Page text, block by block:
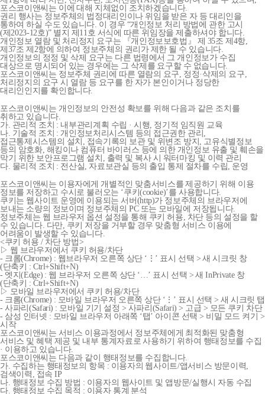
포스코이앤씨는 이에 대해 지체없이 조치하겠습니다.
권리 행사는 정보주체의 법정대리인이나 위임을 받은 자 등 대리인을
통하여 하실 수도 있습니다. 이 경우 “개인정보 처리 방법에 관한 고시
(제2023-12호)” 별지 제11호 서식에 따른 위임장을 제출하셔야 합니다.
개인정보 열람 및 처리정지 요구는 『개인정보보호법』 제 35조 제4항,
제37조 제2항에 의하여 정보주체의 권리가 제한 될 수 있습니다.
개인정보의 정정 및 삭제 요구는 다른 법령에서 그 개인정보가 수집
대상으로 명시되어 있는 경우에는 그 삭제를 요구할 수 없습니다.
포스코이앤씨는 정보주체 권리에 따른 열람의 요구, 정정·삭제의 요구,
처리정지의 요구 시 열람 등 요구를 한 자가 본인이거나 정당한
대리인인지를 확인합니다.
포스코이앤씨는 개인정보의 안전성 확보를 위해 다음과 같은 조치를
취하고 있습니다.
가. 관리적 조치 : 내부관리계획 수립 · 시행, 정기적 임직원 교육
나. 기술적 조치 : 개인정보처리시스템 등의 접근권한 관리,
접근통제시스템의 설치, 접속기록의 보관 및 위변조 방지, 고유식별정보
등의 암호화, 해킹이나 컴퓨터 바이러스 등에 의한 개인정보 유출 및 훼손을
막기 위한 보안프로그램 설치, 출력 및 복사 시 워터마킹 및 이력 관리
다. 물리적 조치 : 전산실, 자료보관실 등의 출입 통제 절차를 수립, 운영
포스코이앤씨는 이용자에게 개별적인 맞춤서비스를 제공하기 위해 이용
정보를 저장하고 수시로 불러오는 ‘쿠키(cookie)’를 사용합니다.
쿠키는 웹사이트 운영에 이용되는 서버(http)가 정보주체의 브라우저에
보내는 소량의 정보이며 정보주체의 PC 또는 모바일에 저장됩니다.
정보주체는 웹 브라우저 옵션 설정을 통해 쿠키 허용, 차단 등의 설정을 할
수 있습니다. 다만, 쿠키 저장을 거부할 경우 맞춤형 서비스 이용에
어려움이 발생할 수 있습니다.
<쿠키 허용 / 차단 방법>
▷ 웹 브라우저에서 쿠키 허용/차단
- 크롬(Chrome) : 웹브라우저 오른쪽 상단 ‘⋮’ 표시 선택 > 새 시크릿 창
(단축키 : Ctrl+Shift+N)
- 엣지(Edge) : 웹 브라우저 오른쪽 상단 ‘…’ 표시 선택 > 새 InPrivate 창
(단축키 : Ctrl+Shift+N)
▷ 모바일 브라우저에서 쿠키 허용/차단
- 크롬(Chrome) : 모바일 브라우저 오른쪽 상단 ‘⋮’ 표시 선택 > 새 시크릿 탭
- 사파리(Safari) : 모바일 기기 설정 > 사파리(Safari) > 고급 > 모든 쿠키 차단
- 삼성 인터넷 : 모바일 브라우저 아래쪽 ‘탭’ 아이콘 선택 > 비밀 모드 켜기 >
시작
포스코이앤씨는 서비스 이용과정에서 정보주체에게 최적화된 맞춤형
서비스 및 혜택 제공 및 내부 통계자료로 사용하기 위하여 행태정보를 수집
· 이용하고 있습니다.
포스코이앤씨는 다음과 같이 행태정보를 수집합니다.
가. 수집하는 행태정보의 항목 : 이용자의 웹사이트/앱서비스 방문이력,
검색이력, 접속 IP
나. 행태정보 수집 방법 : 이용자의 웹사이트 및 앱방문/실행시 자동 수집
다. 행태정보 수집 목적 : 이용자 통계 분석